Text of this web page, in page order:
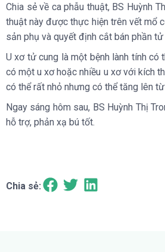
Chia sẻ về ca phẫu thuật, BS Huỳnh
thuật này được thực hiện trên vết mổ
sản phụ và quyết định cắt bán phần
U xơ tử cung là một bệnh lành tính
có một u xơ hoặc nhiều u xơ với kích
có thể rất nhỏ nhưng có thể tăng lên
Ngay sáng hôm sau, BS Huỳnh Thị
hỗ trợ, phản xạ bú tốt.
Chia sẻ: